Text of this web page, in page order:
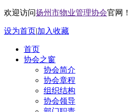
欢迎访问扬州市物业管理协会官网！
设为首页|加入收藏
首页
协会之窗
协会简介
协会章程
组织结构
协会领导